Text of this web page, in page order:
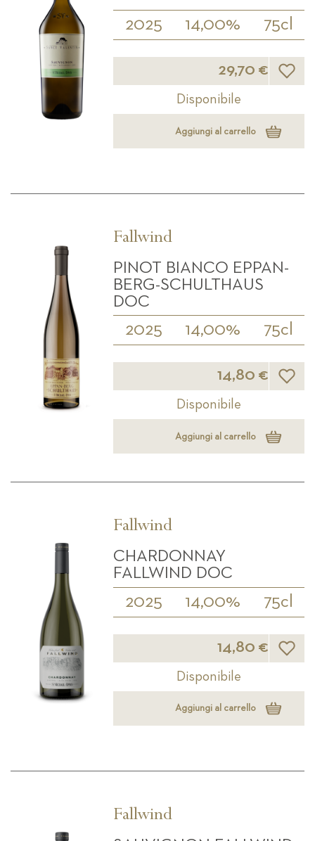
2025 14,00% 75cl
29,70 € Lista
Disponibile
Aggiungi al carrello
Fallwind
PINOT BIANCO EPPAN-
BERG-SCHULTHAUS
DOC
2025 14,00% 75cl
14,80 € Lista
Disponibile
Aggiungi al carrello
Fallwind
CHARDONNAY
FALLWIND DOC
2025 14,00% 75cl
14,80 €
Disponibile
Aggiungi al carrello
Fallwind